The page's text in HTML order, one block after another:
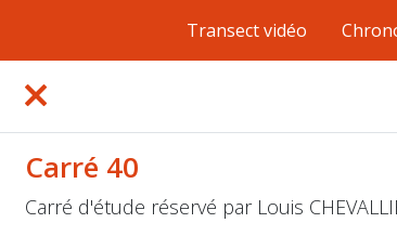
Transect vidéo
Carré 40
Carré d'étude réservé par Louis